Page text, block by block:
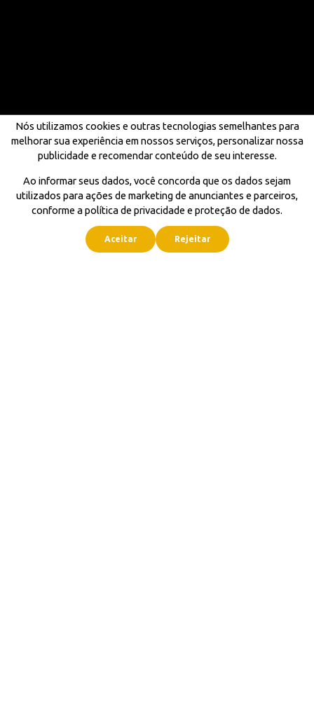
Nós utilizamos cookies e outras tecnologias semelhantes para
melhorar sua experiência em nossos serviços, personalizar nossa
publicidade e recomendar conteúdo de seu interesse.
Ao informar seus dados, você concorda que os dados sejam
utilizados para ações de marketing de anunciantes e parceiros,
conforme a política de privacidade e proteção de dados.
Aceitar Rejeitar